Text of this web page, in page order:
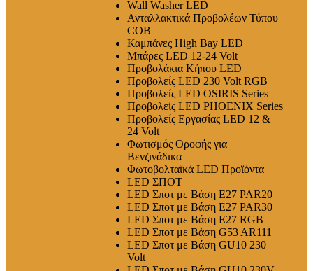
Wall Washer LED
Ανταλλακτικά Προβολέων Τύπου
COB
Καμπάνες High Bay LED
Μπάρες LED 12-24 Volt
Προβολάκια Κήπου LED
Προβολείς LED 230 Volt RGB
Προβολείς LED OSIRIS Series
Προβολείς LED PHOENIX Series
Προβολείς Εργασίας LED 12 &
24 Volt
Φωτισμός Οροφής για
Βενζινάδικα
Φωτοβολταϊκά LED Προϊόντα
LED ΣΠΟΤ
LED Σποτ με Βάση E27 PAR20
LED Σποτ με Βάση E27 PAR30
LED Σποτ με Βάση E27 RGB
LED Σποτ με Βάση G53 AR111
LED Σποτ με Βάση GU10 230
Volt